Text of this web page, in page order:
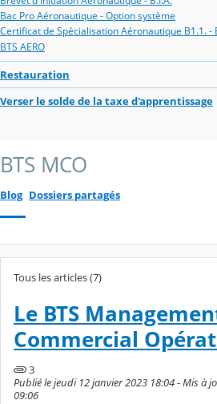
Bac Pro Aéronautique - Option système
Certificat de Spécialisation Aéronautique B1.1. -
BTS AERO
Restauration
Verser le solde de la taxe d'apprentissage
BTS MCO
Blog Dossiers partagés
Tous les articles (7)
Le BTS
Commercial
3
Publié le jeudi 12 janvier 2023 18:04 - Mis à
09:06